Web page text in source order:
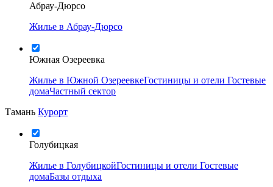
Абрау-Дюрсо
Жилье в Абрау-Дюрсо
Южная Озереевка
Жилье в Южной ОзереевкеГостиницы и отели Гостевые
домаЧастный сектор
Тамань Курорт
Голубицкая
Жилье в ГолубицкойГостиницы и отели Гостевые
домаБазы отдыха